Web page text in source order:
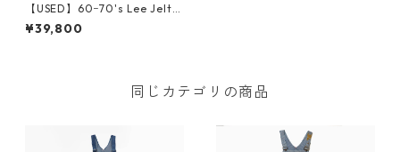
【USED】60ｰ70's Lee Jelt D
enim Overall
¥39,800
同じカテゴリの商品